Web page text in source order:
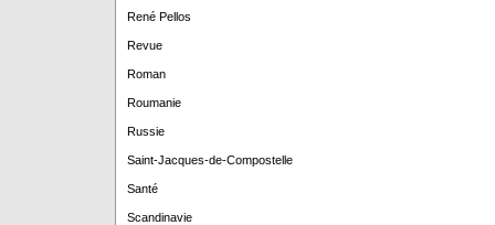
René Pellos
Revue
Roman
Roumanie
Russie
Saint-Jacques-de-Compostelle
Santé
Scandinavie